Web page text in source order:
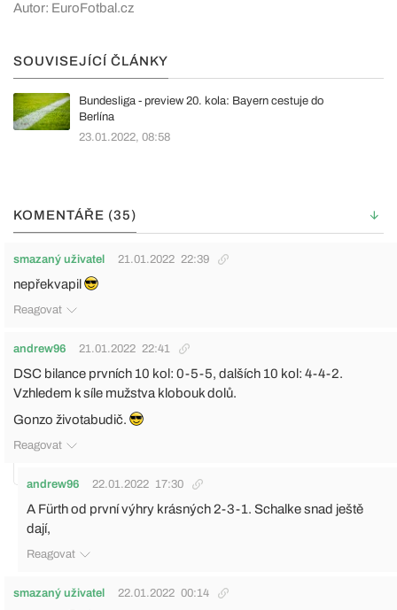
Autor: EuroFotbal.cz
SOUVISEJÍCÍ ČLÁNKY
Bundesliga - preview 20. kola: Bayern cestuje do
Berlína
23.01.2022, 08:58
KOMENTÁŘE (35)
smazaný uživatel 21.01.2022 22:39
nepřekvapil
Reagovat
andrew96 21.01.2022 22:41
DSC bilance prvních 10 kol: 0-5-5, dalších 10 kol: 4-4-2.
Vzhledem k síle mužstva klobouk dolů.
Gonzo životabudič.
Reagovat
andrew96 22.01.2022 17:30
A Fürth od první výhry krásných 2-3-1. Schalke snad ještě
dají,
Reagovat
smazaný uživatel 22.01.2022 00:14